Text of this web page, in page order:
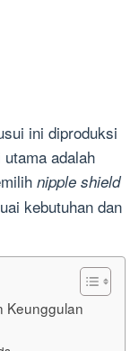
ini diproduksi
adalah
nipple shield
kebutuhan dan
Keunggulan